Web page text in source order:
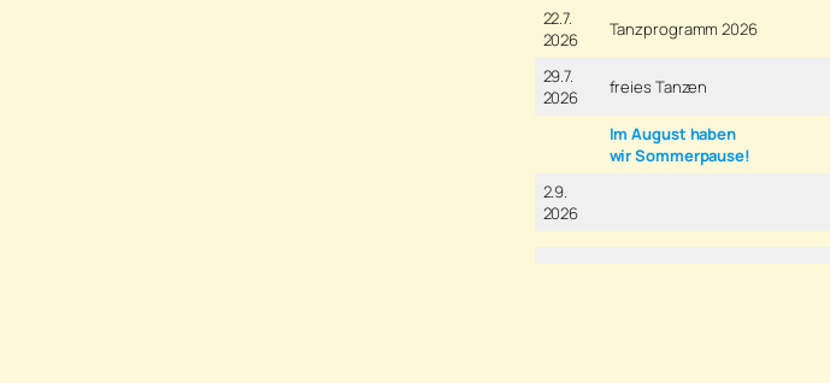
22.7.
2026
Tanzprogramm 2026
29.7.
2026
freies Tanzen
Im August haben
wir Sommerpause!
2.9.
2026